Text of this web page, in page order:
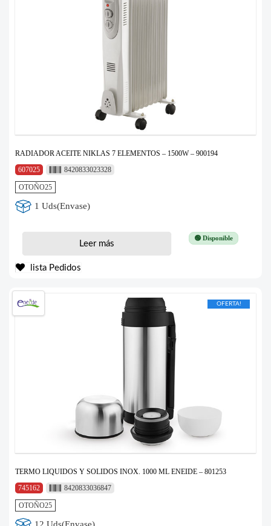
RADIADOR ACEITE NIKLAS 7 ELEMENTOS – 1500W – 900194
607025
8420833023328
OTOÑO25
1 Uds(Envase)
🟢 Disponible
Leer más
lista Pedidos
OFERTA!
TERMO LIQUIDOS Y SOLIDOS INOX. 1000 ML ENEIDE – 801253
745162
8420833036847
OTOÑO25